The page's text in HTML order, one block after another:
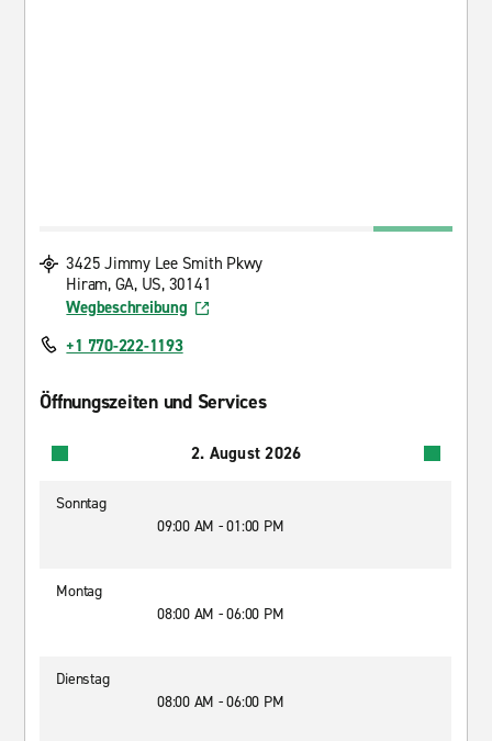
3425 Jimmy Lee Smith Pkwy
Hiram, GA, US, 30141
Wegbeschreibung
+1 770-222-1193
Öffnungszeiten und Services
2. August 2026
Sonntag
09:00 AM - 01:00 PM
Montag
08:00 AM - 06:00 PM
Dienstag
08:00 AM - 06:00 PM